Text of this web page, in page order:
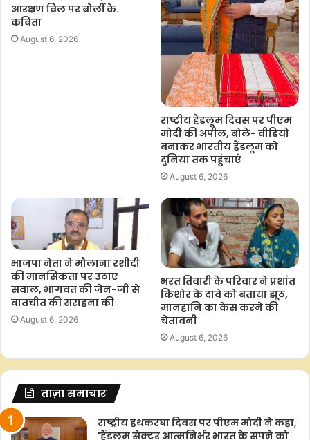
आरक्षण बिल पर बोलीं के.
कविता
August 6, 2026
राष्ट्रीय हैंडलूम दिवस पर पीएम
मोदी की अपील, बोले- वीडियो
बनाकर भारतीय हैंडलूम को
दुनिया तक पहुंचाएं
August 6, 2026
भाजपा नेता ने मौलाना रशीदी
की मानसिकता पर उठाए
सवाल, भागवत की जेन-जी से
बातचीत की सराहना की
August 6, 2026
भरत तिवारी के परिवार ने प्रशांत
किशोर के दावे को बताया झूठ,
मानहानि का केस करने की
चेतावनी
August 6, 2026
ताज़ा समाचार
राष्ट्रीय हथकरघा दिवस पर पीएम मोदी ने कहा,
'हैंडलूम सेक्टर आत्मनिर्भर भारत के सपने को